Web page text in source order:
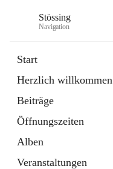
Stössing
Navigation
Start
Herzlich willkommen
Beiträge
Öffnungszeiten
Alben
Veranstaltungen
Datei
in
Tab
Kindergarten
öffnet
in
neuem
Tab